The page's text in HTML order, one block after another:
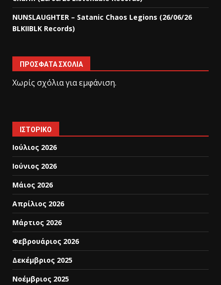
NUNSLAUGHTER – Satanic Chaos Legions (26/06/26
BLKIIBLK Records)
ΠΡΌΣΦΑΤΑ ΣΧΌΛΙΑ
Χωρίς σχόλια για εμφάνιση.
ΙΣΤΟΡΙΚΌ
Ιούλιος 2026
Ιούνιος 2026
Μάιος 2026
Απρίλιος 2026
Μάρτιος 2026
Φεβρουάριος 2026
Δεκέμβριος 2025
Νοέμβριος 2025